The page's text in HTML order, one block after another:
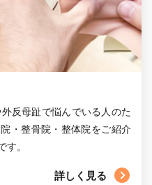
反母趾で悩んでいる人のた
・整骨院・整体院をご紹介
す。
詳しく見る